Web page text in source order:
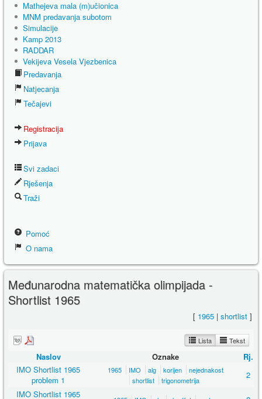
Mathejeva mala (m)učionica
MNM predavanja subotom
Simulacije
Kamp 2013
RADDAR
Vekijeva Vesela Vjezbenica
Predavanja
Natjecanja
Tečajevi
Registracija
Prijava
Svi zadaci
Rješenja
Traži
Pomoć
O nama
Međunarodna matematička olimpijada -
Shortlist 1965
[ 1965 | shortlist ]
Lista Tekst
Naslov Oznake
Rj.
IMO Shortlist 1965
problem 1
1965 IMO alg korijen
nejednakost
shortlist
trigonometrija
2
IMO Shortlist 1965